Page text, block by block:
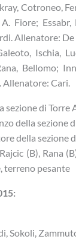
Cotroneo,
Fiore;
Allenatore: De
Ischia,
Bellomo;
Allenatore: Cari.
di Torre
della sezione
della sezione
(B), Rana
terreno pesante
Sokoli,